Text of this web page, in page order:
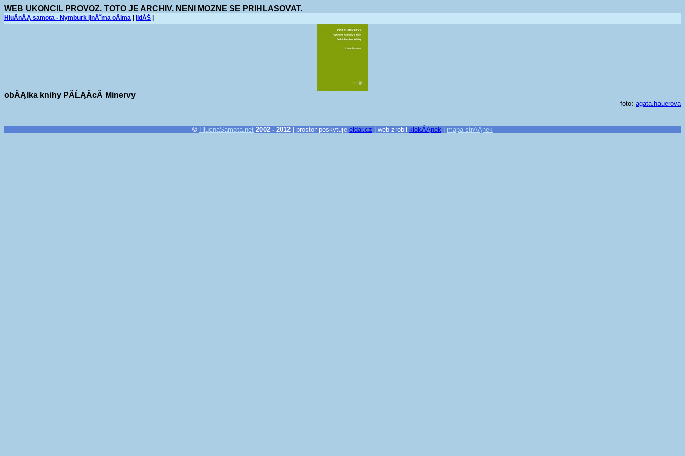
WEB UKONCIL PROVOZ. TOTO JE ARCHIV. NENI MOZNE SE PRIHLASOVAT.
HluÄnĂĄ samota - Nymburk jinĂ˝ma oÄima lidĂŠ
obĂĄlka knihy PĂ­ĹĄĂ­cĂ­ Minervy
foto: agata.hauerova
© HlucnaSamota.net 2002 - 2012 | prostor poskytuje eldar.cz | web zrobil klokĂĄnek mapa strĂĄnek